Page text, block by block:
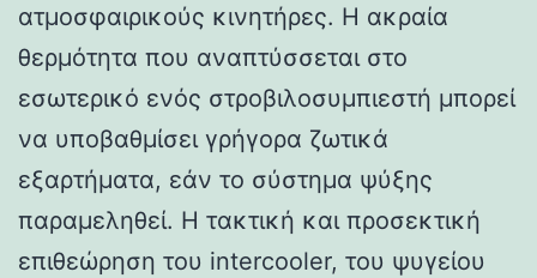
ατμοσφαιρικούς κινητήρες. Η ακραία
θερμότητα που αναπτύσσεται στο
εσωτερικό ενός στροβιλοσυμπιεστή μπορεί
να υποβαθμίσει γρήγορα ζωτικά
εξαρτήματα, εάν το σύστημα ψύξης
παραμεληθεί. Η τακτική και προσεκτική
επιθεώρηση του intercooler, του ψυγείου